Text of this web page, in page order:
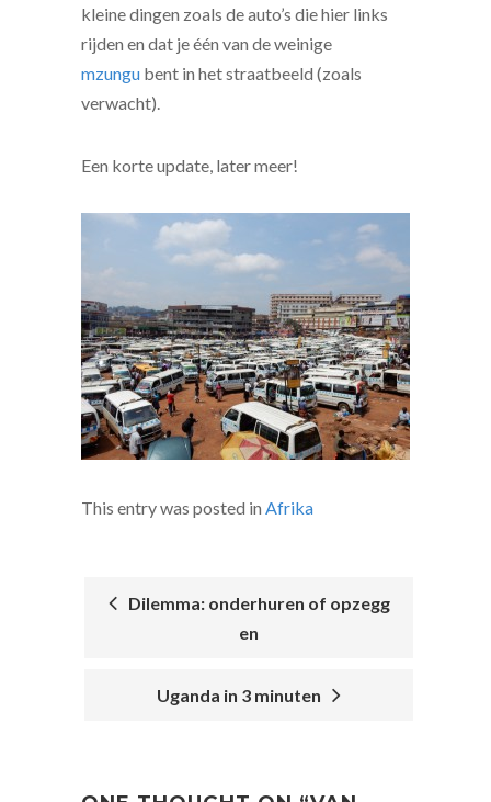
kleine dingen zoals de auto’s die hier links
rijden en dat je één van de weinige
mzungu bent in het straatbeeld (zoals
verwacht).
Een korte update, later meer!
This entry was posted in Afrika
NAVIGATION
Dilemma: onderhuren of opzegg
en
Uganda in 3 minuten